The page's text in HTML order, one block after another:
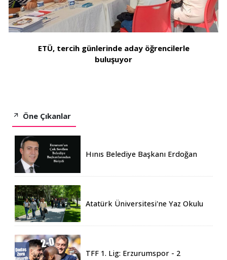
ETÜ, tercih günlerinde aday öğrencilerle
buluşuyor
Öne Çıkanlar
Hınıs Belediye Başkanı Erdoğan
Atatürk Üniversitesi'ne Yaz Okulu
TFF 1. Lig: Erzurumspor - 2